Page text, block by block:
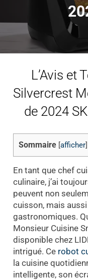
L’Avis et
Silvercrest
de 2024
Sommaire afficher]
En tant que chef
culinaire, j’ai
peuvent non
cuisson, mais
gastronomiques.
Monsieur Cuisine
disponible chez
intrigué. Ce robot
la cuisine
intelligente, son